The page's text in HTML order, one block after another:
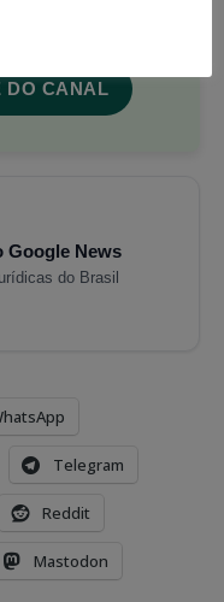
uso
DO CANAL
Google News
do Brasil
Telegram
Reddit
Mastodon